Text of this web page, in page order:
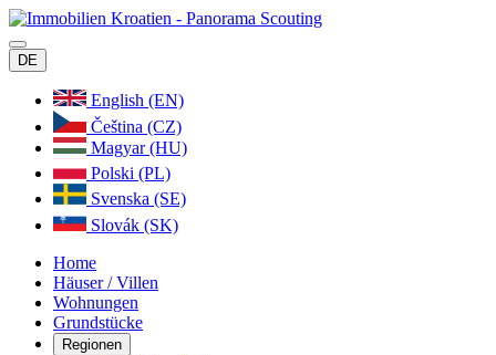
DE
English (EN)
Čeština (CZ)
Magyar (HU)
Polski (PL)
Svenska (SE)
Slovák (SK)
Home
Häuser / Villen
Wohnungen
Grundstücke
Regionen